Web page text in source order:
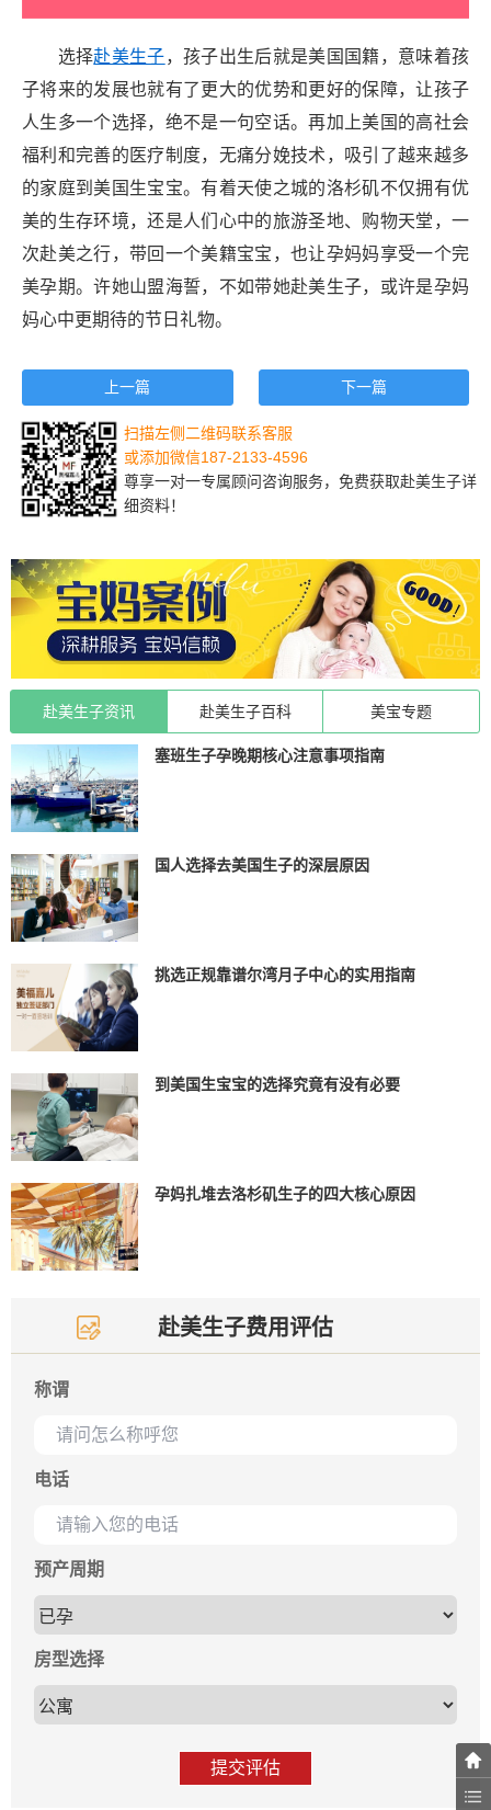
选择赴美生子，孩子出生后就是美国国籍，意味着孩
子将来的发展也就有了更大的优势和更好的保障，让孩子
人生多一个选择，绝不是一句空话。再加上美国的高社会
福利和完善的医疗制度，无痛分娩技术，吸引了越来越多
的家庭到美国生宝宝。有着天使之城的洛杉矶不仅拥有优
美的生存环境，还是人们心中的旅游圣地、购物天堂，一
次赴美之行，带回一个美籍宝宝，也让孕妈妈享受一个完
美孕期。许她山盟海誓，不如带她赴美生子，或许是孕妈
妈心中更期待的节日礼物。
上一篇 下一篇
扫描左侧二维码联系客服
或添加微信187-2133-4596
尊享一对一专属顾问咨询服务，免费获取赴美生子详
细资料！
赴美生子资讯 赴美生子百科 美宝专题
塞班生子孕晚期核心注意事项指南
国人选择去美国生子的深层原因
挑选正规靠谱尔湾月子中心的实用指南
到美国生宝宝的选择究竟有没有必要
孕妈扎堆去洛杉矶生子的四大核心原因
赴美生子费用评估
称谓
电话
预产周期
房型选择
提交评估